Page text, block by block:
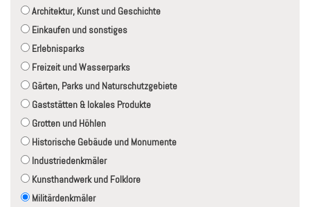
Architektur, Kunst und Geschichte
Einkaufen und sonstiges
Erlebnisparks
Freizeit und Wasserparks
Gärten, Parks und Naturschutzgebiete
Gaststätten & lokales Produkte
Grotten und Höhlen
Historische Gebäude und Monumente
Industriedenkmäler
Kunsthandwerk und Folklore
Militärdenkmäler